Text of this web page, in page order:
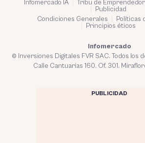
Infomercado IA Tribu de
Publicidad
Condiciones Generales
Políticas
Principios éticos
Infomercado
© Inversiones Digitales FVR SAC. Todos los
Calle Cantuarias 160. Of. 301.
PUBLICIDAD